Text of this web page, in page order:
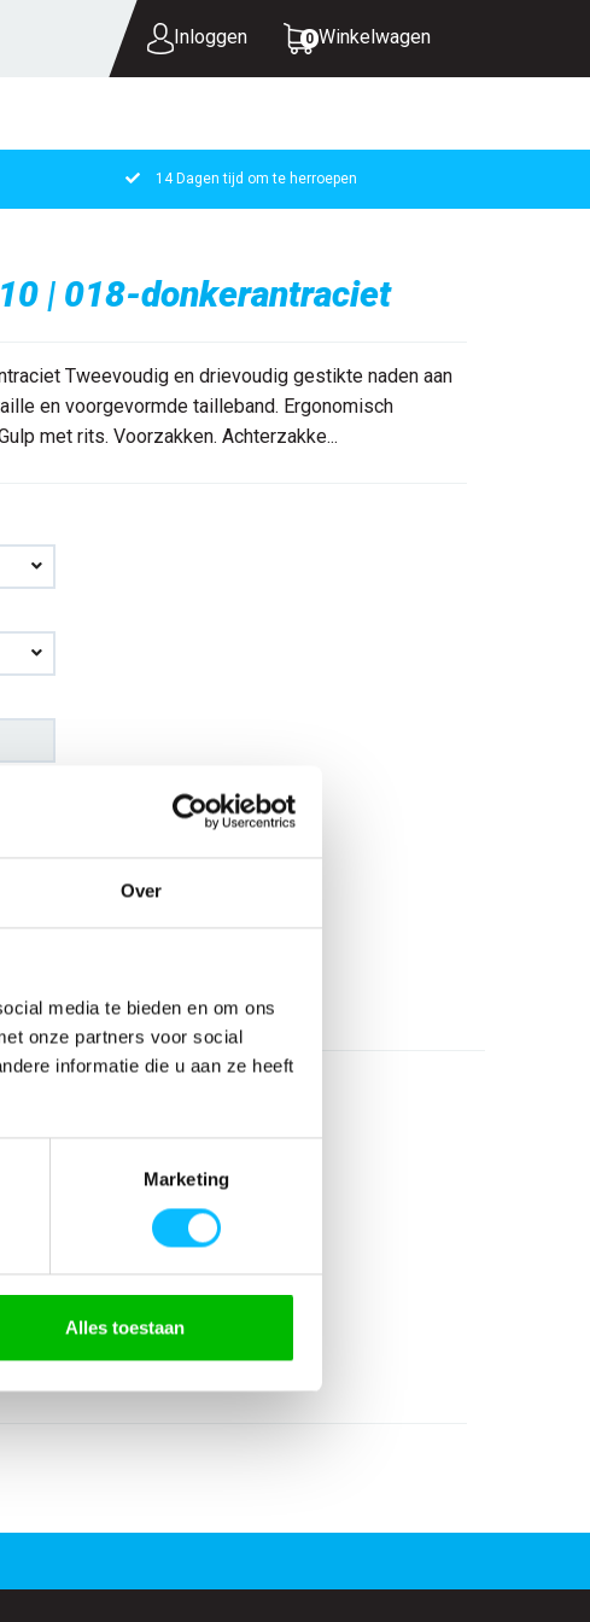
Over
media te bieden en om ons
onze partners voor social
informatie die u aan ze heeft
Marketing
Alles toestaan
Inloggen 0 Winkelwagen
UW WINKELWAGEN IS LEEG.
14 Dagen tijd om te herroepen
| 018-donkerantraciet
Tweevoudig en drievoudig gestikte naden aan
en voorgevormde tailleband. Ergonomisch
met rits. Voorzakken. Achterzakke...
€ 64,55 € 75,95excl BTW
€ 78,11